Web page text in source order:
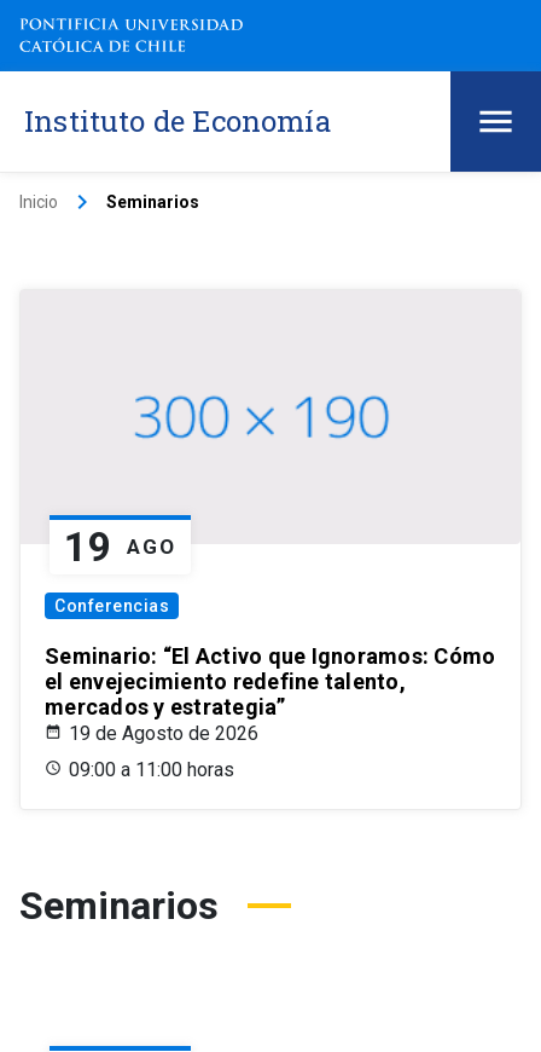
Instituto de Economía
Inicio keyboard_arrow_right Seminarios
19 AGO
Conferencias
Seminario: “El Activo que Ignoramos: Cómo
el envejecimiento redefine talento,
mercados y estrategia”
19 de Agosto de 2026
09:00 a 11:00 horas
Seminarios